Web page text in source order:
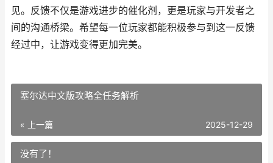
见。反馈不仅是游戏进步的催化剂，更是玩家与开发者之
间的沟通桥梁。希望每一位玩家都能积极参与到这一反馈
经过中，让游戏变得更加完美。
塞尔达中文版攻略全任务解析
« 上一篇 2025-12-29
没有了！